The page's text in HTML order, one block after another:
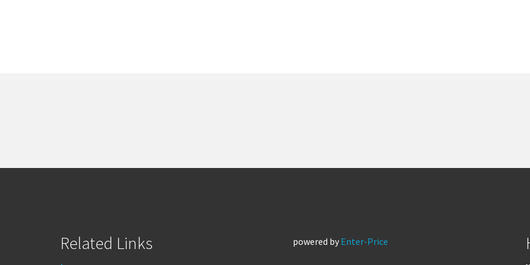
Related Links powered by Enter-Price